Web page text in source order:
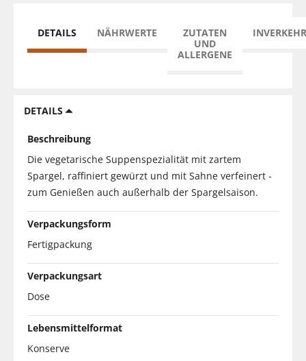
DETAILS NÄHRWERTE
ZUTATEN
UND
ALLERGENE
DETAILS
Beschreibung
Die vegetarische Suppenspezialität mit zartem
Spargel, raffiniert gewürzt und mit Sahne verfeinert -
zum Genießen auch außerhalb der Spargelsaison.
Verpackungsform
Fertigpackung
Verpackungsart
Dose
Lebensmittelformat
Konserve